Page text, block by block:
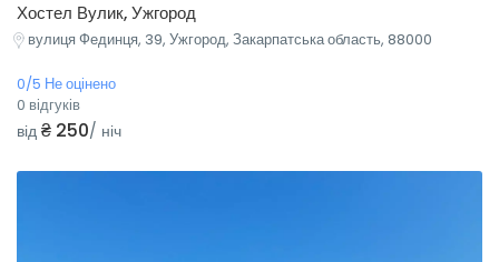
Хостел Вулик, Ужгород
вулиця Фединця, 39, Ужгород, Закарпатська область, 88000
0/5 Не оцінено
0 відгуків
від ₴ 250/ ніч